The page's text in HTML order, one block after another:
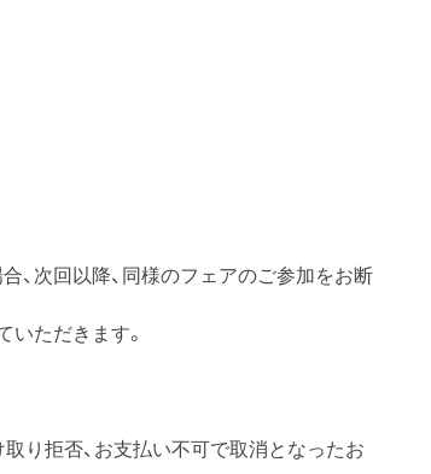
、次回以降、同様のフェアのご参加をお断
いただきます。
取り拒否、お支払い不可で取消となったお